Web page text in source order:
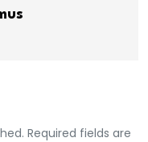
Required fields are